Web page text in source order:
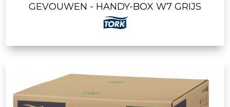
GEVOUWEN - HANDY-BOX W7 GRIJS